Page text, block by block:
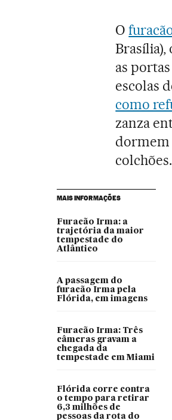
O
as
escolas
como
zanza
dormem
colchões.
MAIS INFORMAÇÕES
Furacão Irma: a
trajetória da maior
tempestade do
Atlântico
A passagem do
furacão Irma pela
Flórida, em imagens
Furacão Irma: Três
câmeras gravam a
chegada da
tempestade em Miami
Flórida corre contra
o tempo para retirar
6,3 milhões de
pessoas da rota do